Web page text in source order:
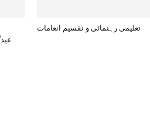
تعلیمی رہنمائی و تقسیم انعامات